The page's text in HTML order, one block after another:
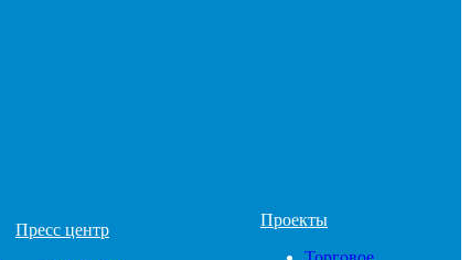
Пресс центр
Проекты